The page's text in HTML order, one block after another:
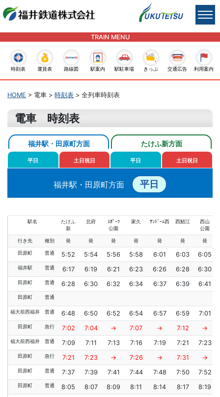
TRAIN MENU
時刻表 運賃表 路線図 駅案内 駅駐車場 きっぷ 交通広告 利用案内
HOME > 電車 > 時刻表 > 全列車時刻表
電車 時刻表
福井駅・田原町方面 たけふ新方面
平日 土日祝日 平日 土日祝日
福井駅・田原町方面 平日
駅名
たけふ
新
北府
ｽﾎﾟｰﾂ
公園
家久 ｻﾝﾄﾞｰﾑ西 西鯖江
西山
公園
行き先 種別 発 発 発 発 発 発 発
田原町 普通 5:52 5:54 5:56 5:58 6:01 6:03 6:05
福井駅 普通 6:17 6:19 6:21 6:23 6:26 6:28 6:30
田原町 普通 6:28 6:30 6:32 6:34 6:37 6:39 6:41
田原町 普通
福大前西福井 普通 6:48 6:50 6:52 6:54 6:57 6:59 7:01
田原町 急行 7:02 7:04 → 7:07 → 7:12 →
福大前西福井 普通 7:09 7:11 7:13 7:16 7:19 7:21 7:23
田原町 急行 7:21 7:23 → 7:26 → 7:31 →
田原町 普通 7:37 7:39 7:41 7:44 7:48 7:50 7:52
田原町 普通 8:05 8:07 8:09 8:11 8:14 8:17 8:19